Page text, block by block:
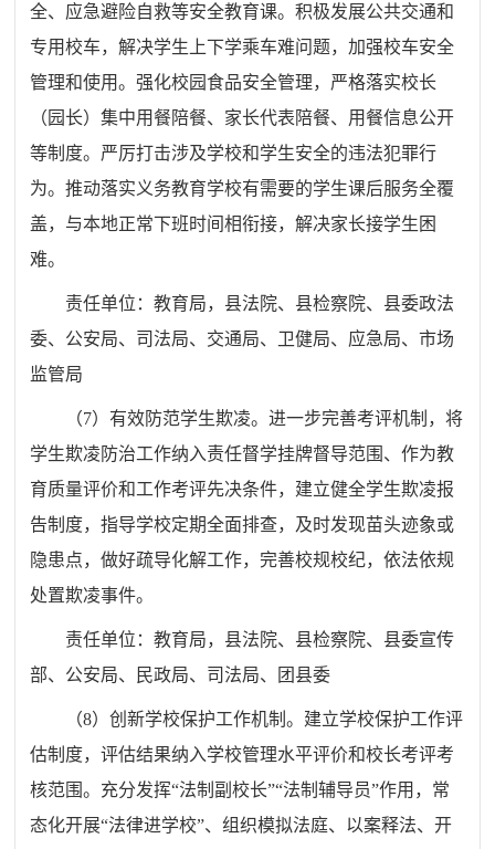
全、应急避险自救等安全教育课。积极发展公共交通和
专用校车，解决学生上下学乘车难问题，加强校车安全
管理和使用。强化校园食品安全管理，严格落实校长
（园长）集中用餐陪餐、家长代表陪餐、用餐信息公开
等制度。严厉打击涉及学校和学生安全的违法犯罪行
为。推动落实义务教育学校有需要的学生课后服务全覆
盖，与本地正常下班时间相衔接，解决家长接学生困
难。
责任单位：教育局， 县法院、 县检察院、 县委政法
委、公安局、司法局、交通局、卫健局、应急局、市场
监管局
（7）有效防范学生欺凌。进一步完善考评机制，将
学生欺凌防治工作纳入责任督学挂牌督导范围、作为教
育质量评价和工作考评先决条件， 建立健全学生欺凌报
告制度，指导学校定期全面排查，及时发现苗头迹象或
隐患点，做好疏导化解工作， 完善校规校纪，依法依规
处置欺凌事件。
责任单位：教育局， 县法院、 县检察院、 县委宣传
部、公安局、民政局、司法局、团 县委
（8）创新学校保护工作机制。建立学校保护工作评
估制度，评估结果纳入学校管理水平评价和校长考评考
核范围。充分发挥“法制 副校长”“法制辅导员”作用，常
态化开展“法律进学校”、组织模拟法庭、以案释法、开